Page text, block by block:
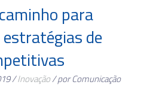
para
de
/Inovação/ por Comunicação